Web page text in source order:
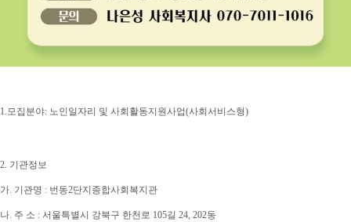
1.모집분야: 노인일자리 및 사회활동지원사업(사회서비스형)
2. 기관정보
가. 기관명 : 번동2단지종합사회복지관
나. 주 소 : 서울특별시 강북구 한천로 105길 24, 202동